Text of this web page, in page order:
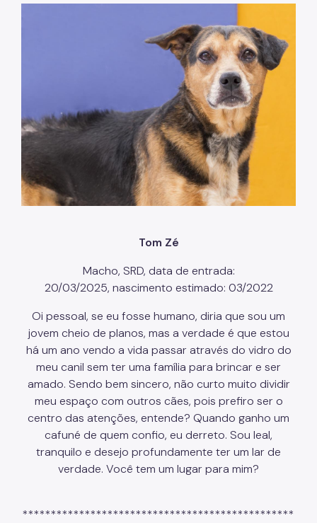
Tom Zé
Macho, SRD, data de entrada:
20/03/2025, nascimento estimado: 03/2022
Oi pessoal, se eu fosse humano, diria que sou um
jovem cheio de planos, mas a verdade é que estou
há um ano vendo a vida passar através do vidro do
meu canil sem ter uma família para brincar e ser
amado. Sendo bem sincero, não curto muito dividir
meu espaço com outros cães, pois prefiro ser o
centro das atenções, entende? Quando ganho um
cafuné de quem confio, eu derreto. Sou leal,
tranquilo e desejo profundamente ter um lar de
verdade. Você tem um lugar para mim?
************************************************